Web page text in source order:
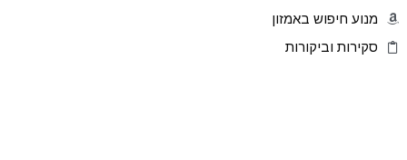
מנוע חיפוש באמזון
סקירות וביקורות